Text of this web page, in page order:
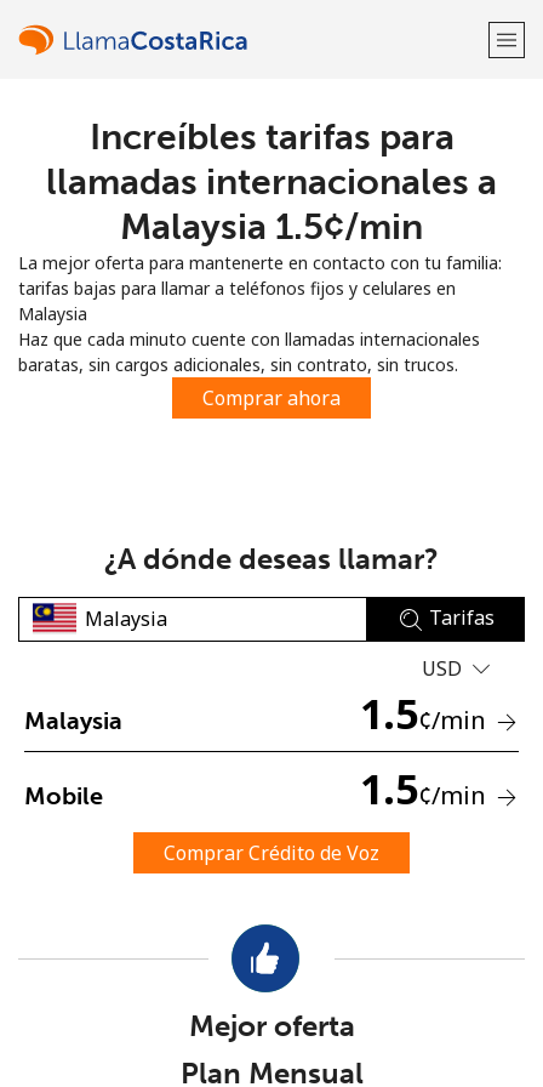
¡Bienvenido!
Regístrate con
o
No se ha creado una contraseña
Una letra mayúscula y una minúscula
Un caracter especial
Mantente en contacto para recibir nuestras mejores
Increíbles tarifas para
llamadas internacionales a
Malaysia ⁦1.5¢⁩/min
La mejor oferta para mantenerte en contacto con tu familia:
tarifas bajas para llamar a teléfonos fijos y celulares en
Malaysia
Haz que cada minuto cuente con llamadas internacionales
baratas, sin cargos adicionales, sin contrato, sin trucos.
Comprar ahora
¿A dónde deseas llamar?
Tarifas
USD
Malaysia 1.5¢/min
Mobile 1.5¢/min
Comprar Crédito de Voz
Mejor oferta
Plan Mensual